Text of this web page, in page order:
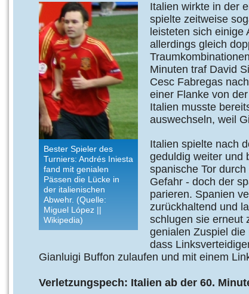
Bester Spieler des
Turniers: Andrés Iniesta
fand mit genialen
Pässen die Lücke in
der italienischen
Abwehr. (Quelle:
Miguel López ||
Wikipedia)
Italien wirkte in der
spielte zeitweise
leisteten sich einige
allerdings gleich
Minuten traf David
Cesc Fabregas
einer Flanke von
Italien musste
auswechseln, weil
Italien spielte nach
geduldig weiter und
spanische Tor
Gefahr - doch der
parieren. Spanien
zurückhaltend und
schlugen sie erneut
genialen Zuspiel
dass
Gianluigi Buffon zulaufen und mit einem
Verletzungspech: Italien ab der 60.